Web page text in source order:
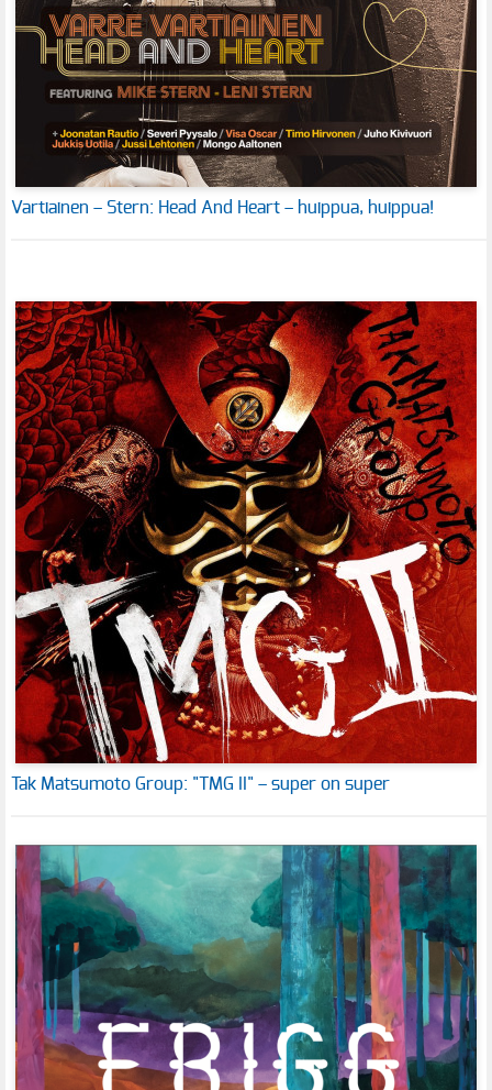
Vartiainen – Stern: Head And Heart – huippua, huippua!
Tak Matsumoto Group: "TMG II" – super on super